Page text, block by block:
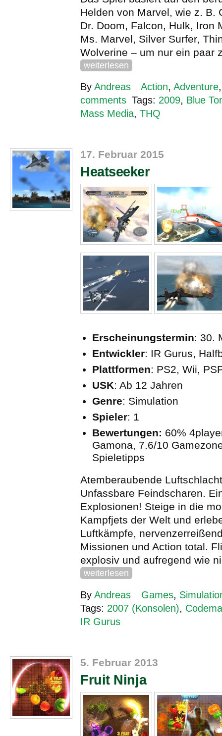
Helden von Marvel, wie z. B.
Dr. Doom, Falcon, Hulk, Iron
Ms. Marvel, Silver Surfer,
Wolverine – um nur ein paar
weiterlesen
By Andreas Action, Adventure
comments Tags: 2009, Blue
Mass Media, THQ
17. Februar 2015
Heatseeker
Erscheinungstermin: 30.
Entwickler: IR Gurus,
Plattformen: PS2, Wii,
USK: Ab 12 Jahren
Genre: Simulation
Spieler: 1
Bewertungen: 60%
Gamona, 7.6/10
Spieletipps
Atemberaubende
Unfassbare Feindscharen.
Explosionen! Steige in die
Kampfjets der Welt und
Luftkämpfe,
Missionen und Action total.
explosiv und aufregend wie
weiterlesen
By Andreas Games,
Tags: 2007 (Konsolen),
IR Gurus
5. Februar 2013
Fruit Ninja